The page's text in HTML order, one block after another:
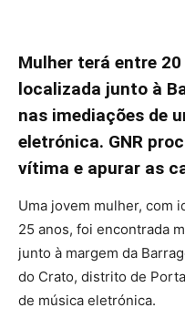
Mulher terá entre
localizada junto à
nas imediações de
eletrónica. GNR
vítima e apurar as
Uma jovem mulher, com
25 anos, foi encontrada
junto à margem da
do Crato, distrito de
de música eletrónica.